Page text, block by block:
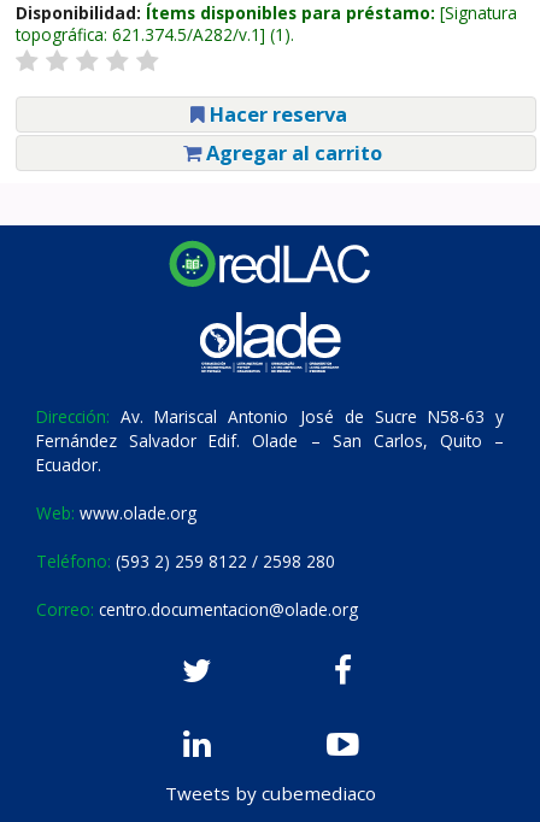
Disponibilidad: Ítems disponibles para préstamo: Signatura
topográfica: 621.374.5/A282/v.1 (1).
Hacer reserva
Agregar al carrito
Dirección: Av. Mariscal Antonio José de Sucre N58-63 y
Fernández Salvador Edif. Olade – San Carlos, Quito –
Ecuador.
Web: www.olade.org
Teléfono: (593 2) 259 8122 / 2598 280
Correo: centro.documentacion@olade.org
Tweets by cubemediaco